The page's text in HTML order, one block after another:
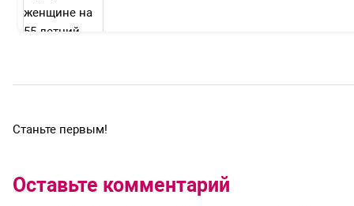
Станьте первым!
Оставьте комментарий